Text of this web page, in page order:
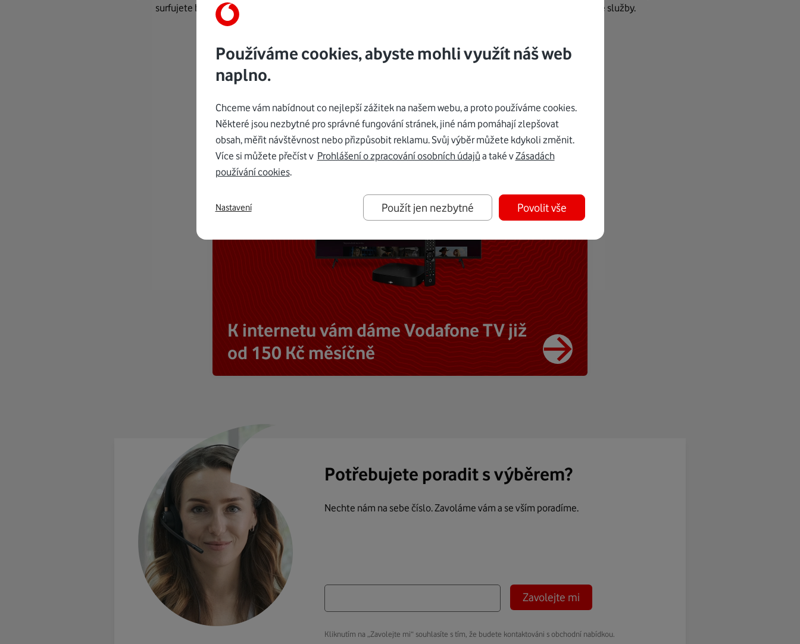
surfujete bez starostí.
další naše služby.
K internetu vám dáme Vodafone TV již
od 150 Kč měsíčně
Potřebujete poradit s výběrem?
Nechte nám na sebe číslo. Zavoláme vám a se vším poradíme.
Zavolejte mi
Kliknutím na „Zavolejte mi“ souhlasíte s tím, že budete kontaktováni s obchodní nabídkou.
Používáme cookies, abyste mohli využít náš web
naplno.
Chceme vám nabídnout co nejlepší zážitek na našem webu, a proto používáme cookies.
Některé jsou nezbytné pro správné fungování stránek, jiné nám pomáhají zlepšovat
obsah, měřit návštěvnost nebo přizpůsobit reklamu. Svůj výběr můžete kdykoli změnit.
Více si můžete přečíst v Prohlášení o zpracování osobních údajů a také vZásadách
používání cookies.
Použít jen nezbytné Povolit vše
Nastavení